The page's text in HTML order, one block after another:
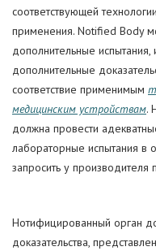
соответствующей
применения. Notified Body
дополнительные
дополнительные
соответствие применимым
медицинским устройствам.
должна провести
лабораторные испытания в
запросить у производителя
Нотифицированный орган
доказательства,